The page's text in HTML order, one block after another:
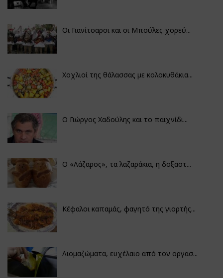
Οι Γιανίτσαροι και οι Μπούλες χορεύ...
Χοχλιοί της θάλασσας με κολοκυθάκια...
Ο Γιώργος Χαδούλης και το παιχνίδι...
Ο «Λάζαρος», τα λαζαράκια, η δοξαστ...
Κέφαλοι καπαμάς, φαγητό της γιορτής...
Λιομαζώματα, ευχέλαιο από τον οργασ...